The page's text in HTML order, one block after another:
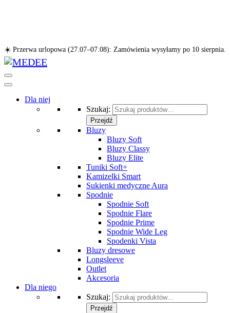
☀️ Przerwa urlopowa (27.07–07.08): Zamówienia wysyłamy po 10 sierpnia.
Dla niej
Szukaj:
Przejdź
Bluzy
Bluzy Soft
Bluzy Classy
Bluzy Elite
Tuniki Soft+
Kamizelki Smart
Sukienki medyczne Aura
Spodnie
Spodnie Soft
Spodnie Flare
Spodnie Prime
Spodnie Wide Leg
Spodenki Vista
Bluzy dresowe
Longsleeve
Outlet
Akcesoria
Dla niego
Szukaj:
Przejdź